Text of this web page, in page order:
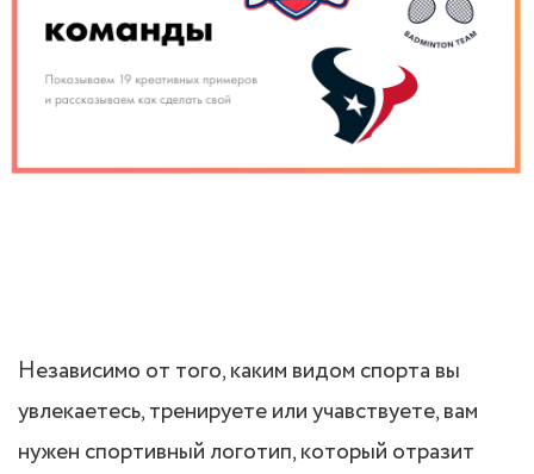
Независимо от того, каким видом спорта вы
увлекаетесь, тренируете или учавствуете, вам
нужен спортивный логотип, который отразит